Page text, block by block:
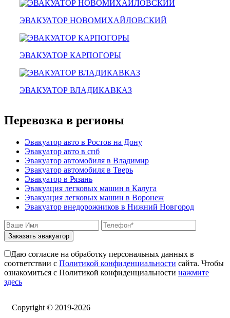
мотоэвакуатор
домодедовская
зарайск
лесной городок
рублевское шоссе
красноармейск
эвакуатор прицепов
ЭВАКУАТОР НОВОМИХАЙЛОВСКИЙ
ЭВАКУАТОР КАРПОГОРЫ
ЭВАКУАТОР ВЛАДИКАВКАЗ
Перевозка в регионы
Эвакуатор авто в Ростов на Дону
Эвакуатор авто в спб
Эвакуатор автомобиля в Владимир
Эвакуатор автомобиля в Тверь
Эвакуатор в Рязань
Эвакуация легковых машин в Калуга
Эвакуация легковых машин в Воронеж
Эвакуатор внедорожников в Нижний Новгород
Заказать эвакуатор
Даю согласие на обработку персональных данных в
соответствии с Политикой конфиденциальности сайта. Чтобы
ознакомиться с Политикой конфиденциальности нажмите
здесь
Сopyright © 2019-2026